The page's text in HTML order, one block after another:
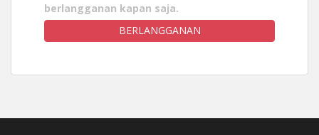
berlangganan kapan saja.
BERLANGGANAN